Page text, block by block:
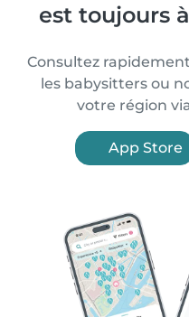
est toujours
Consultez
les babysitters ou
votre région
App Store